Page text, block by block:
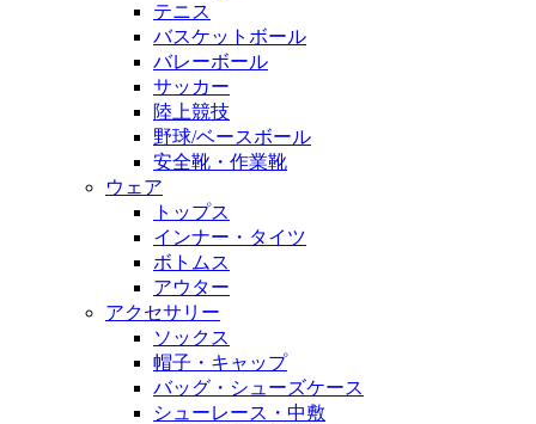
テニス
バスケットボール
バレーボール
サッカー
陸上競技
野球/ベースボール
安全靴・作業靴
ウェア
トップス
インナー・タイツ
ボトムス
アウター
アクセサリー
ソックス
帽子・キャップ
バッグ・シューズケース
シューレース・中敷